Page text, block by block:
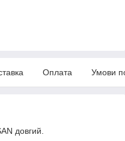
Оплата Умови
довгий.